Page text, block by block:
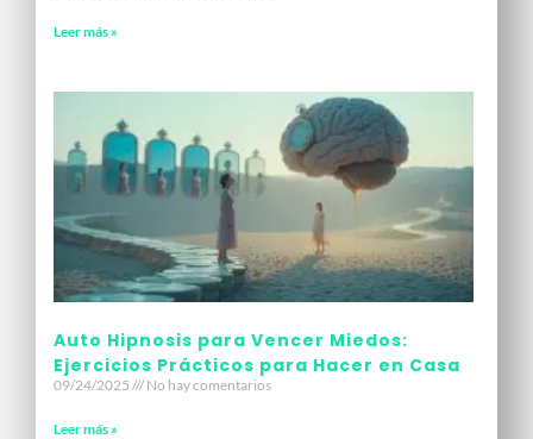
Leer más »
Auto Hipnosis para Vencer Miedos:
Ejercicios Prácticos para Hacer en Casa
09/24/2025 No hay comentarios
Leer más »